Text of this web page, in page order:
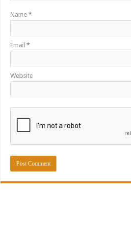
Name *
Email *
Website